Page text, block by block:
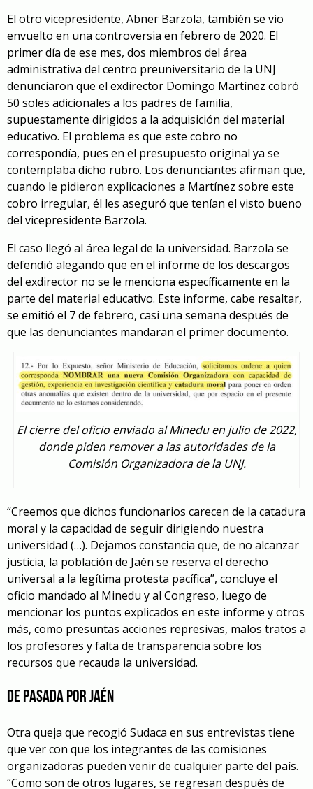
El otro vicepresidente, Abner Barzola, también se vio
envuelto en una controversia en febrero de 2020. El
primer día de ese mes, dos miembros del área
administrativa del centro preuniversitario de la UNJ
denunciaron que el exdirector Domingo Martínez cobró
50 soles adicionales a los padres de familia,
supuestamente dirigidos a la adquisición del material
educativo. El problema es que este cobro no
correspondía, pues en el presupuesto original ya se
contemplaba dicho rubro. Los denunciantes afirman que,
cuando le pidieron explicaciones a Martínez sobre este
cobro irregular, él les aseguró que tenían el visto bueno
del vicepresidente Barzola.
El caso llegó al área legal de la universidad. Barzola se
defendió alegando que en el informe de los descargos
del exdirector no se le menciona específicamente en la
parte del material educativo. Este informe, cabe resaltar,
se emitió el 7 de febrero, casi una semana después de
que las denunciantes mandaran el primer documento.
El cierre del oficio enviado al Minedu en julio de 2022,
donde piden remover a las autoridades de la
Comisión Organizadora de la UNJ.
“Creemos que dichos funcionarios carecen de la catadura
moral y la capacidad de seguir dirigiendo nuestra
universidad (…). Dejamos constancia que, de no alcanzar
justicia, la población de Jaén se reserva el derecho
universal a la legítima protesta pacífica”, concluye el
oficio mandado al Minedu y al Congreso, luego de
mencionar los puntos explicados en este informe y otros
más, como presuntas acciones represivas, malos tratos a
los profesores y falta de transparencia sobre los
recursos que recauda la universidad.
De pasada por Jaén
Otra queja que recogió Sudaca en sus entrevistas tiene
que ver con que los integrantes de las comisiones
organizadoras pueden venir de cualquier parte del país.
“Como son de otros lugares, se regresan después de